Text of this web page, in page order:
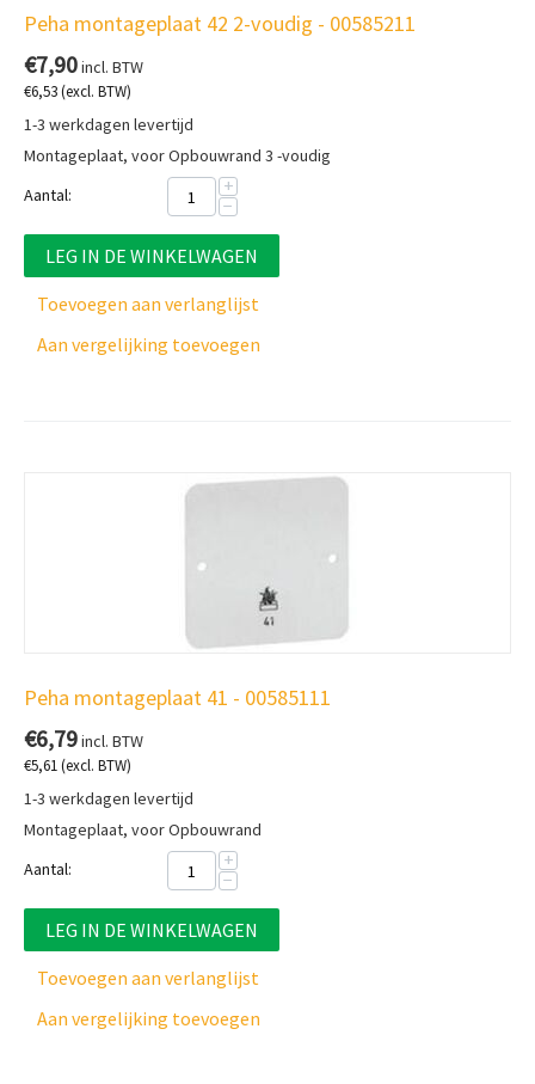
Peha montageplaat 42 2-voudig - 00585211
€7,90incl. BTW
€6,53(excl. BTW)
1-3 werkdagen levertijd
Montageplaat, voor Opbouwrand 3 -voudig
Aantal:
+
−
LEG IN DE WINKELWAGEN
Toevoegen aan verlanglijst
Aan vergelijking toevoegen
Peha montageplaat 41 - 00585111
€6,79incl. BTW
€5,61(excl. BTW)
1-3 werkdagen levertijd
Montageplaat, voor Opbouwrand
Aantal:
+
−
LEG IN DE WINKELWAGEN
Toevoegen aan verlanglijst
Aan vergelijking toevoegen